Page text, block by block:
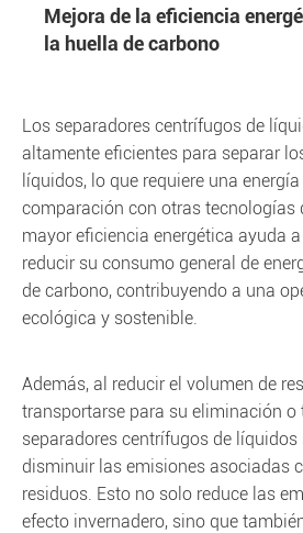
Mejora de la eficiencia
la huella de carbono
Los separadores centrífugos de
altamente eficientes para separar
líquidos, lo que requiere una
comparación con otras tecnologías
mayor eficiencia energética ayuda
reducir su consumo general de
de carbono, contribuyendo a una
ecológica y sostenible.
Además, al reducir el volumen de
transportarse para su eliminación o
separadores centrífugos de
disminuir las emisiones asociadas
residuos. Esto no solo reduce las
efecto invernadero, sino que